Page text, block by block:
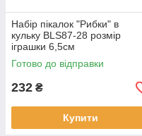
Набір пікалок "Рибки" в
кульку BLS87-28 розмір
іграшки 6,5см
Готово до відправки
232 ₴
Купити